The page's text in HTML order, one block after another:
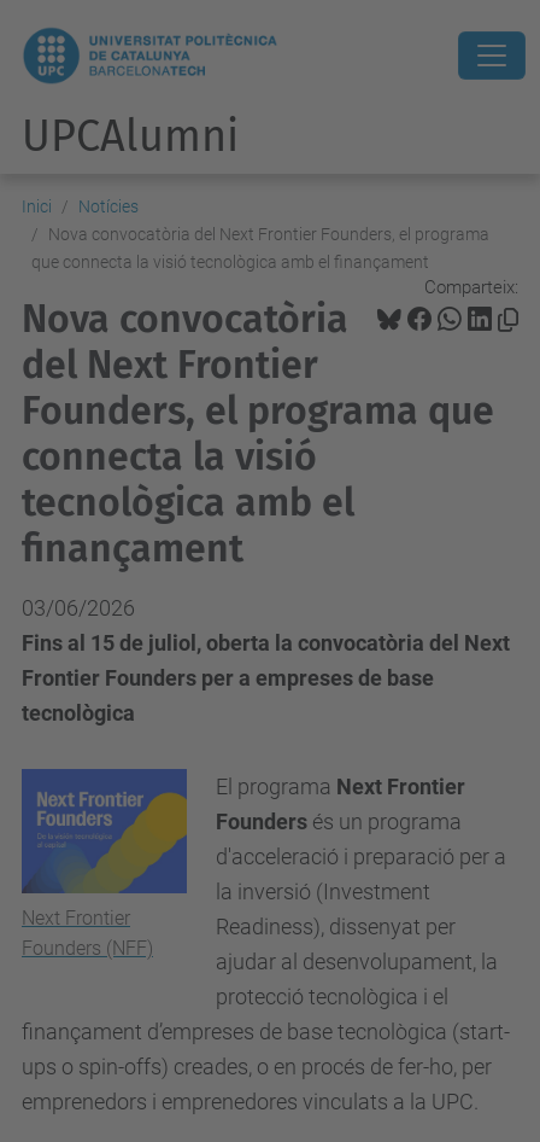
UPCAlumni
Inici
Notícies
Nova convocatòria del Next Frontier Founders, el programa
que connecta la visió tecnològica amb el finançament
Comparteix:
Nova convocatòria
del Next Frontier
Founders, el programa que
connecta la visió
tecnològica amb el
finançament
03/06/2026
Fins al 15 de juliol, oberta la convocatòria del Next
Frontier Founders per a empreses de base
tecnològica
Next Frontier
Founders (NFF)
El programa Next Frontier
Founders és un programa
d'acceleració i preparació per a
la inversió (Investment
Readiness), dissenyat per
ajudar al desenvolupament, la
protecció tecnològica i el
finançament d’empreses de base tecnològica (start-
ups o spin-offs) creades, o en procés de fer-ho, per
emprenedors i emprenedores vinculats a la UPC.